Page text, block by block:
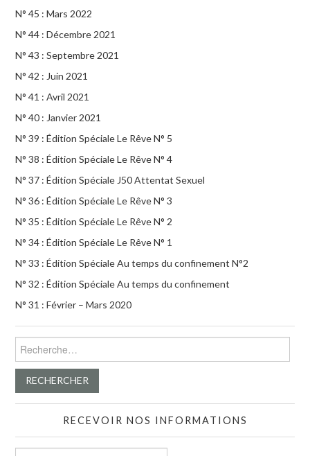
N° 45 : Mars 2022
N° 44 : Décembre 2021
N° 43 : Septembre 2021
N° 42 : Juin 2021
N° 41 : Avril 2021
N° 40 : Janvier 2021
N° 39 : Édition Spéciale Le Rêve N° 5
N° 38 : Édition Spéciale Le Rêve N° 4
N° 37 : Édition Spéciale J50 Attentat Sexuel
N° 36 : Édition Spéciale Le Rêve N° 3
N° 35 : Édition Spéciale Le Rêve N° 2
N° 34 : Édition Spéciale Le Rêve N° 1
N° 33 : Édition Spéciale Au temps du confinement N°2
N° 32 : Édition Spéciale Au temps du confinement
N° 31 : Février – Mars 2020
Rechercher :
RECEVOIR NOS INFORMATIONS